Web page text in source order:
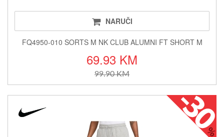
NARUČI
FQ4950-010 SORTS M NK CLUB ALUMNI FT SHORT M
69.93 KM
99.90 KM